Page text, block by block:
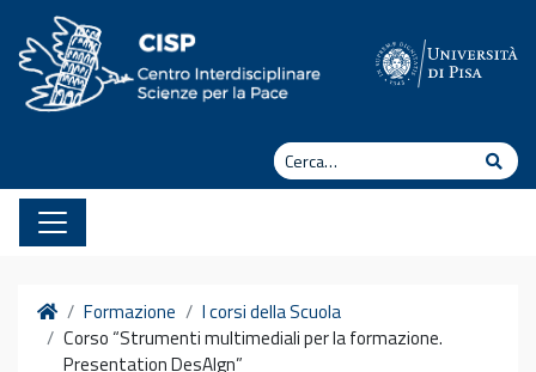
Vai al contenuto
Cerca
HomeFormazione
I corsi della Scuola
Corso “Strumenti multimediali per la formazione.
Presentation DesAIgn”